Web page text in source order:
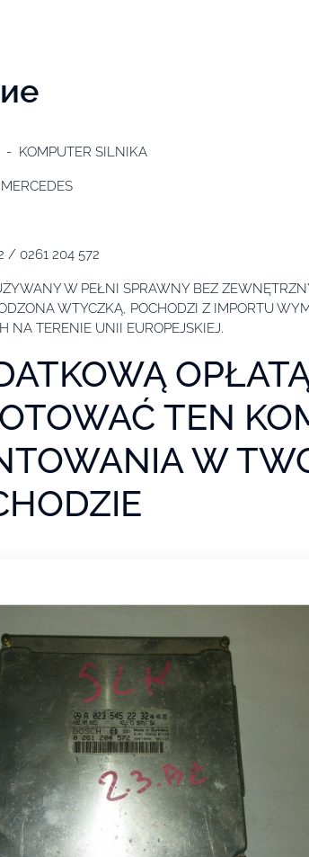
- KOMPUTER SILNIKA
/ 0261 204 572
W PEŁNI SPRAWNY BEZ
WTYCZKĄ, POCHODZI Z IMPORTU
NA TERENIE UNII EUROPEJSKIEJ.
TEN
W